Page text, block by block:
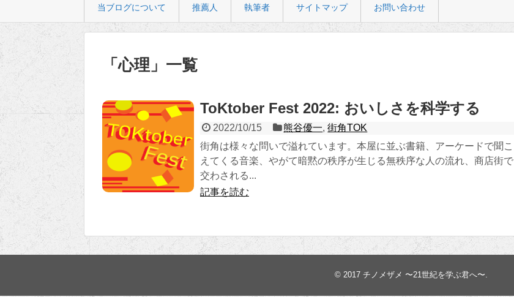
当ブログについて 推薦人 執筆者 サイトマップ お問い合わせ
「心理 」 一覧
ToKtober Fest 2022: おいしさを科学する
2022/10/15 熊谷優一,街角TOK
街角は様々な問いで溢れています。本屋に並ぶ書籍、アーケードで聞こ
えてくる音楽、やがて暗黙の秩序が生じる無秩序な人の流れ、商店街で
交わされる...
記事を読む
© 2017 チノメザメ 〜21世紀を学ぶ君へ〜